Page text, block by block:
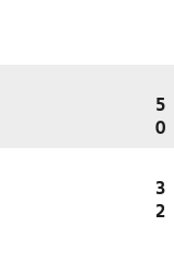
5
0
3
2